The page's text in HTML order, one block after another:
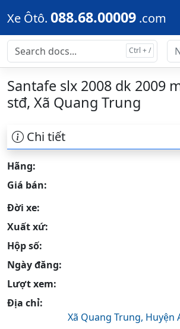
Skip to main content
Xe Ôtô. 088.68.00009 .com
Santafe slx 2008 dk 2009
stđ, Xã Quang Trung
Chi tiết
Hãng:
Giá bán:
Đời xe:
Xuất xứ:
Hộp số:
Ngày đăng:
Lượt xem:
Địa chỉ:
Xã Quang Trung, Huyện